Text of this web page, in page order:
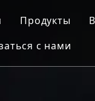
Продукты
с нами